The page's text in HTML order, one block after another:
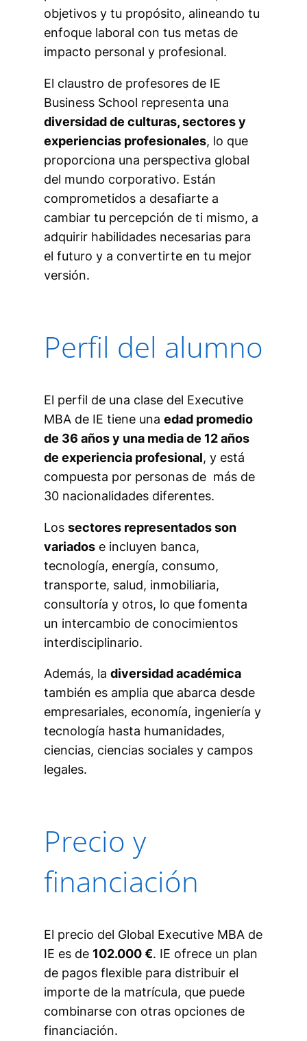
objetivos y tu propósito, alineando tu
enfoque laboral con tus metas de
impacto personal y profesional.
El claustro de profesores de IE
Business School representa una
diversidad de culturas, sectores y
experiencias profesionales, lo que
proporciona una perspectiva global
del mundo corporativo. Están
comprometidos a desafiarte a
cambiar tu percepción de ti mismo, a
adquirir habilidades necesarias para
el futuro y a convertirte en tu mejor
versión.
Perfil del alumno
El perfil de una clase del Executive
MBA de IE tiene una edad promedio
de 36 años y una media de 12 años
de experiencia profesional, y está
compuesta por personas de más de
30 nacionalidades diferentes.
Los sectores representados son
variados e incluyen banca,
tecnología, energía, consumo,
transporte, salud, inmobiliaria,
consultoría y otros, lo que fomenta
un intercambio de conocimientos
interdisciplinario.
Además, la diversidad académica
también es amplia que abarca desde
empresariales, economía, ingeniería y
tecnología hasta humanidades,
ciencias, ciencias sociales y campos
legales.
Precio y
financiación
El precio del Global Executive MBA de
IE es de 102.000 €. IE ofrece un plan
de pagos flexible para distribuir el
importe de la matrícula, que puede
combinarse con otras opciones de
financiación.